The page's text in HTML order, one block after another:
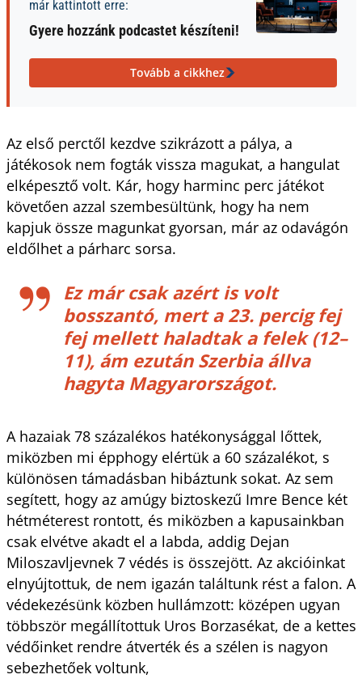
már kattintott erre:
Gyere hozzánk podcastet készíteni!
Tovább a cikkhez
Az első perctől kezdve szikrázott a pálya, a
játékosok nem fogták vissza magukat, a hangulat
elképesztő volt. Kár, hogy harminc perc játékot
követően azzal szembesültünk, hogy ha nem
kapjuk össze magunkat gyorsan, már az odavágón
eldőlhet a párharc sorsa.
Ez már csak azért is volt
bosszantó, mert a 23. percig fej
fej mellett haladtak a felek (12–
11), ám ezután Szerbia állva
hagyta Magyarországot.
A hazaiak 78 százalékos hatékonysággal lőttek,
miközben mi épphogy elértük a 60 százalékot, s
különösen támadásban hibáztunk sokat. Az sem
segített, hogy az amúgy biztoskezű Imre Bence két
hétméterest rontott, és miközben a kapusainkban
csak elvétve akadt el a labda, addig Dejan
Miloszavljevnek 7 védés is összejött. Az akcióinkat
elnyújtottuk, de nem igazán találtunk rést a falon. A
védekezésünk közben hullámzott: középen ugyan
többször megállítottuk Uros Borzasékat, de a kettes
védőinket rendre átverték és a szélen is nagyon
sebezhetőek voltunk,